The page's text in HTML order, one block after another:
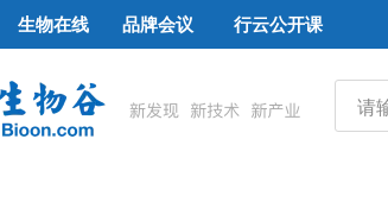
生物在线 品牌会议 行云公开课